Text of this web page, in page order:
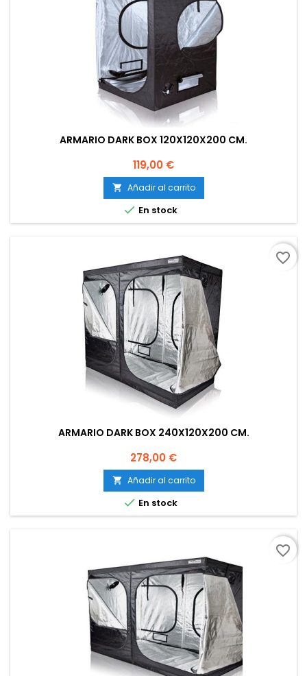
ARMARIO DARK BOX 120X120X200 CM.
Precio
119,00 €
 Añadir al carrito
 En stock
ARMARIO DARK BOX 240X120X200 CM.
Precio
278,00 €
 Añadir al carrito
 En stock
favorite_border
favorite_border